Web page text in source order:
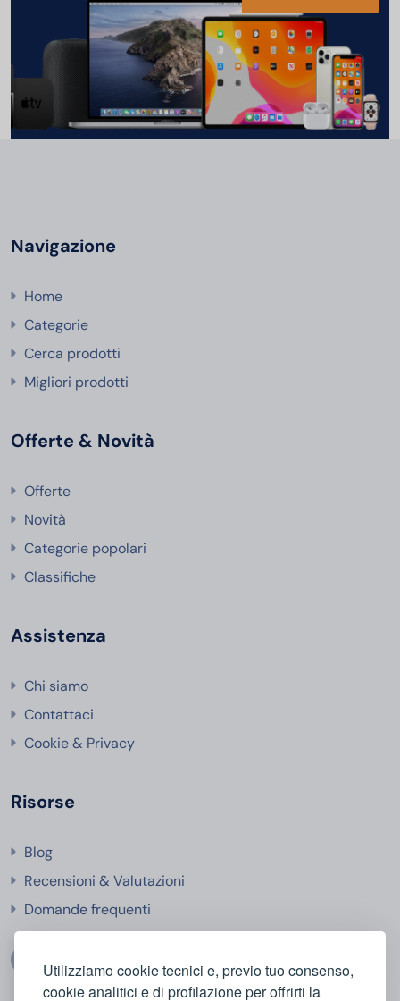
Utilizziamo cookie tecnici e, previo tuo consenso,
cookie analitici e di profilazione per offrirti la
Navigazione
Home
Categorie
Cerca prodotti
Migliori prodotti
Offerte & Novità
Offerte
Novità
Categorie popolari
Classifiche
Assistenza
Chi siamo
Contattaci
Cookie & Privacy
Risorse
Blog
Recensioni & Valutazioni
Domande frequenti